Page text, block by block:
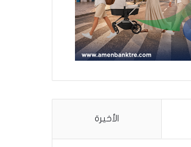
الأخيرة